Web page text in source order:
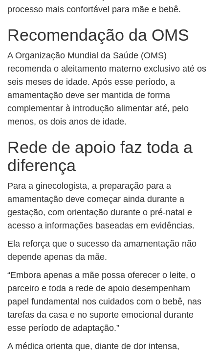
processo mais confortável para mãe e bebê.
Recomendação da OMS
A Organização Mundial da Saúde (OMS)
recomenda o aleitamento materno exclusivo até os
seis meses de idade. Após esse período, a
amamentação deve ser mantida de forma
complementar à introdução alimentar até, pelo
menos, os dois anos de idade.
Rede de apoio faz toda a
diferença
Para a ginecologista, a preparação para a
amamentação deve começar ainda durante a
gestação, com orientação durante o pré-natal e
acesso a informações baseadas em evidências.
Ela reforça que o sucesso da amamentação não
depende apenas da mãe.
“Embora apenas a mãe possa oferecer o leite, o
parceiro e toda a rede de apoio desempenham
papel fundamental nos cuidados com o bebê, nas
tarefas da casa e no suporte emocional durante
esse período de adaptação.”
A médica orienta que, diante de dor intensa,